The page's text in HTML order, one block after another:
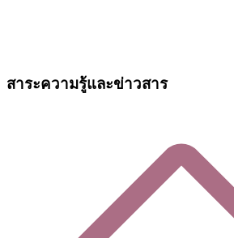
สาระความรู้และข่าวสาร